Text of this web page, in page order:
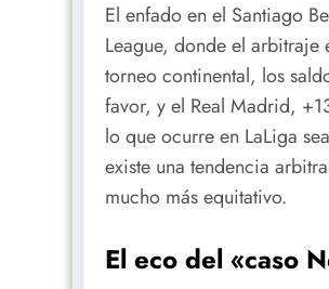
El enfado en el Santiago
League, donde el arbitraje
torneo continental, los
favor, y el Real Madrid,
lo que ocurre en LaLiga
existe una tendencia
mucho más equitativo.
El eco del «caso